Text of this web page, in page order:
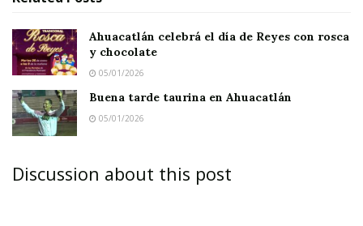
Ahuacatlán celebrá el día de Reyes con rosca
y chocolate
05/01/2026
Buena tarde taurina en Ahuacatlán
05/01/2026
Discussion about this post